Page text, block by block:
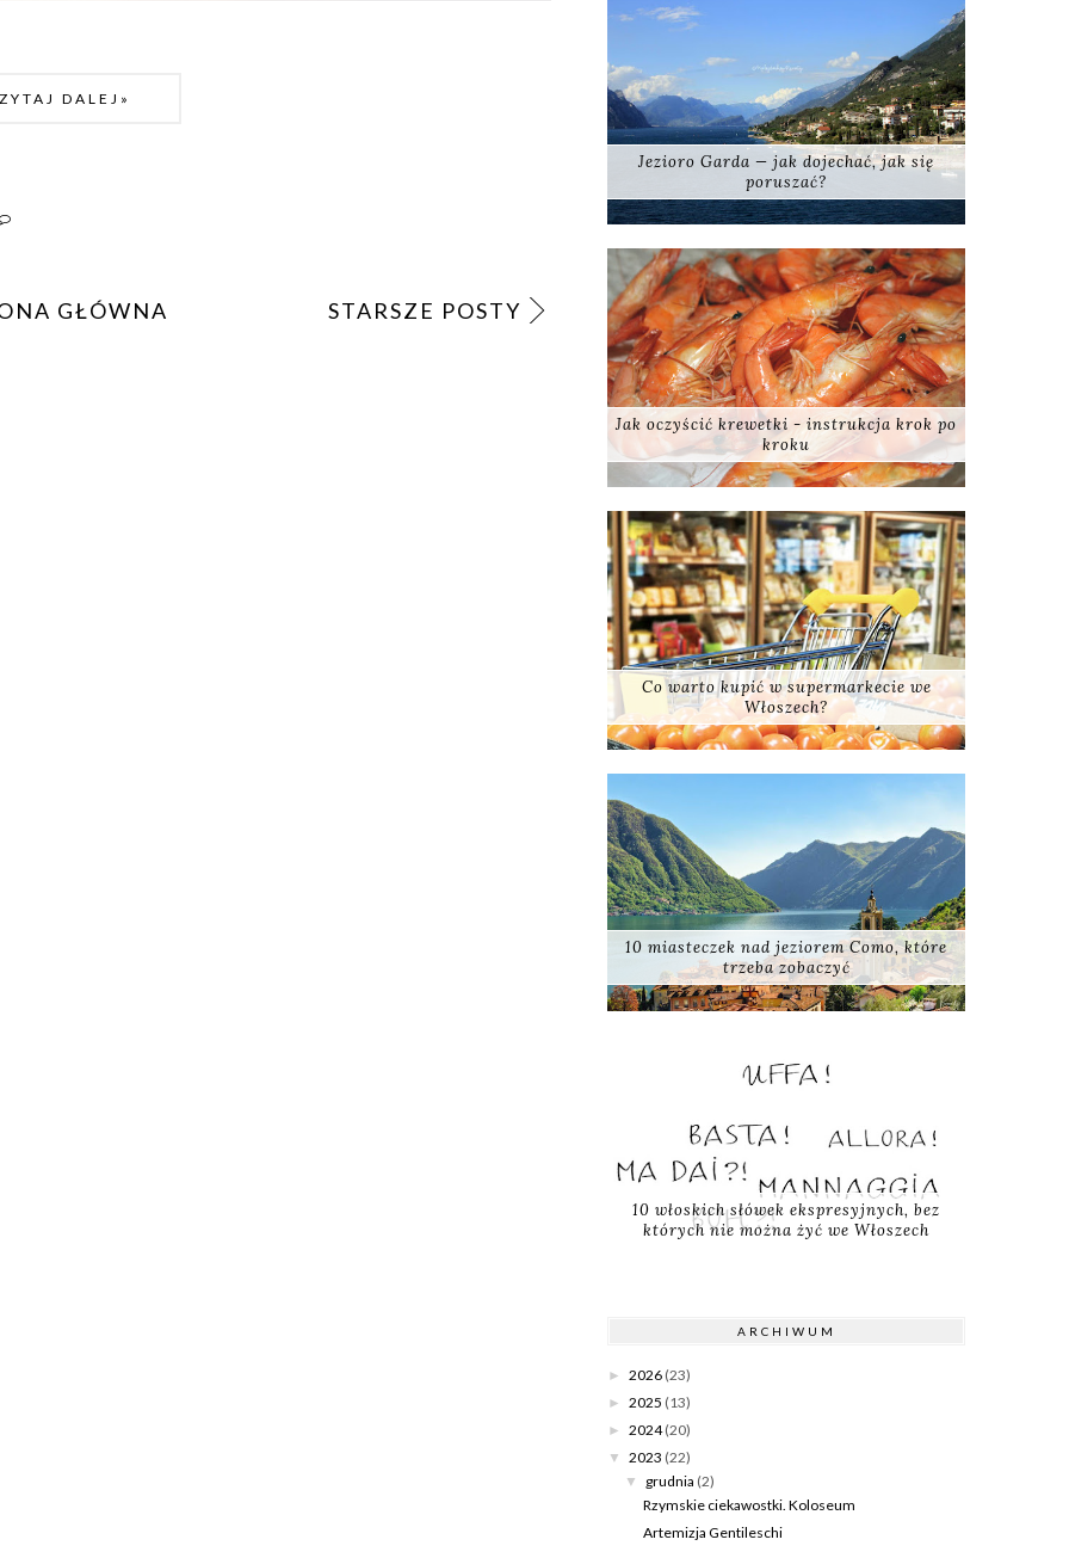
DALEJ»
STARSZE POSTY
GŁÓWNA
Jezioro Garda — jak dojechać, jak się
poruszać?
Jak oczyścić krewetki - instrukcja krok po
kroku
Co warto kupić w supermarkecie we
Włoszech?
10 miasteczek nad jeziorem Como, które
trzeba zobaczyć
10 włoskich słówek ekspresyjnych, bez
których nie można żyć we Włoszech
ARCHIWUM
► 2026 (23)
► 2025 (13)
► 2024 (20)
▼ 2023 (22)
▼ grudnia (2)
Rzymskie ciekawostki. Koloseum
Artemizja Gentileschi